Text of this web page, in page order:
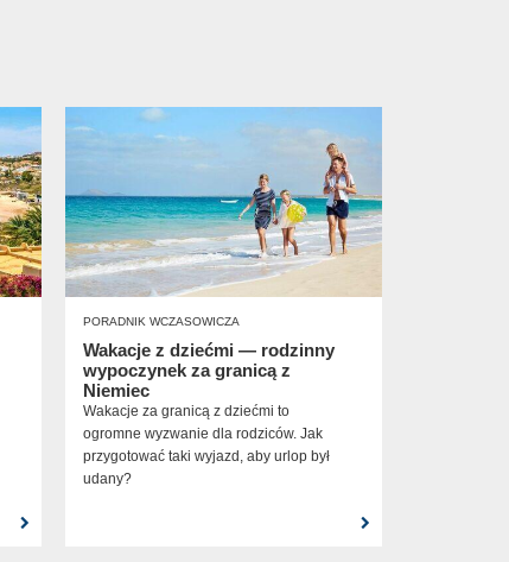
PORADNIK WCZASOWICZA
Wakacje z dziećmi — rodzinny
wypoczynek za granicą z
Niemiec
Wakacje za granicą z dziećmi to
ogromne wyzwanie dla rodziców. Jak
przygotować taki wyjazd, aby urlop był
udany?